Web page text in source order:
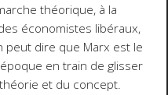
théorique, à la
économistes libéraux,
peut dire que Marx est le
en train de glisser
et du concept.